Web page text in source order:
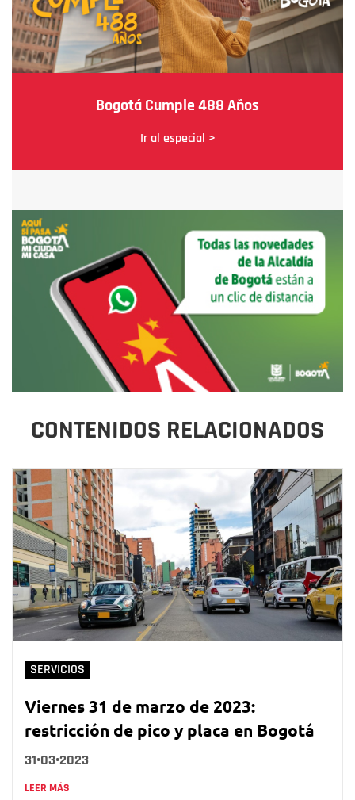
Bogotá Cumple 488 Años
Ir al especial >
CONTENIDOS RELACIONADOS
SERVICIOS
Viernes 31 de marzo de 2023:
restricción de pico y placa en Bogotá
31•03•2023
LEER MÁS